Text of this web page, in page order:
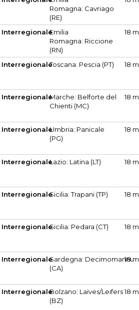
Romagna: Cavriago
(RE)
InterregionaleEmilia
Romagna: Riccione
(RN)
18 m
InterregionaleToscana: Pescia (PT) 18 m
InterregionaleMarche: Belforte del
Chienti (MC)
18 m
InterregionaleUmbria: Panicale
(PG)
18 m
InterregionaleLazio: Latina (LT) 18 m
InterregionaleSicilia: Trapani (TP) 18 m
InterregionaleSicilia: Pedara (CT) 18 m
InterregionaleSardegna: Decimomannu
(CA)
18 m
InterregionaleBolzano: Laives/Leifers
(BZ)
18 m